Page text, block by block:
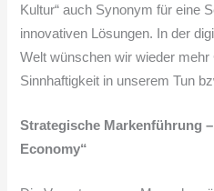
Kultur“ auch Synonym für eine
innovativen Lösungen. In der
Welt wünschen wir wieder
Sinnhaftigkeit in unserem Tun
Strategische Markenführung
Economy“